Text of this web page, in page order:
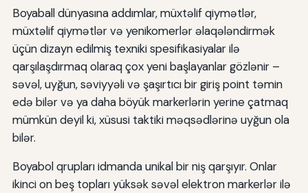
Boyabolda yerinizi tapın
Yeni Oyunçular üçün ekstrizm
⁇ : Sizin Paintball Pistol Journey başlayın
Boyaball dünyasına addımlar, müxtəlif qiymətlər,
müxtəlif qiymətlər və yenikomerlər əlaqələndirmək
üçün dizayn edilmiş texniki spesifikasiyalar ilə
qarşılaşdırmaq olaraq çox yeni başlayanlar gözlənir –
səvəl, uyğun, səviyyəli və şaşırtıcı bir giriş point təmin
edə bilər və ya daha böyük markerlərin yerine çatmaq
mümkün deyil ki, xüsusi taktiki məqsədlərinə uyğun ola
bilər.
Boyabol qrupları idmanda unikal bir niş qarşıyır. Onlar
ikinci on beş topları yüksək səvəl elektron markerlər ilə